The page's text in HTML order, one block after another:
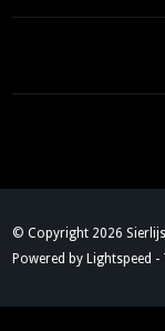
© Copyright 2026
Powered by Lightspeed -